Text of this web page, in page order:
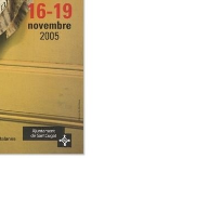
Museu del Disseny de Barcelona